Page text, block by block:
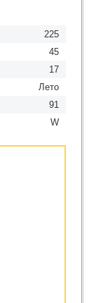
225
45
17
Лето
91
W